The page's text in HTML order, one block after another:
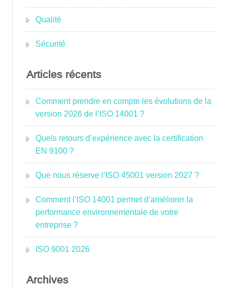
Qualité
Sécurité
Articles récents
Comment prendre en compte les évolutions de la
version 2026 de l’ISO 14001 ?
Quels retours d’expérience avec la certification
EN 9100 ?
Que nous réserve l’ISO 45001 version 2027 ?
Comment l’ISO 14001 permet d’améliorer la
performance environnementale de votre
entreprise ?
ISO 9001 2026
Archives